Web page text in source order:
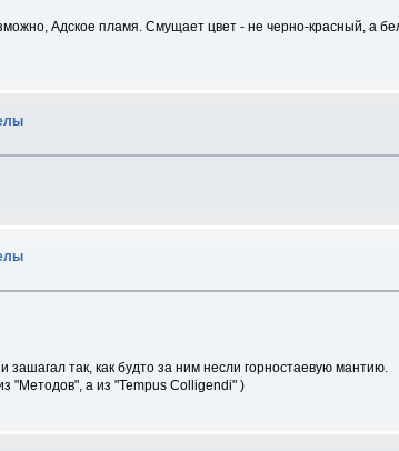
Адское пламя. Смущает цвет - не черно-красный, а
так, как будто за ним несли горностаевую мантию.
"Методов", а из "Tempus Colligendi" )